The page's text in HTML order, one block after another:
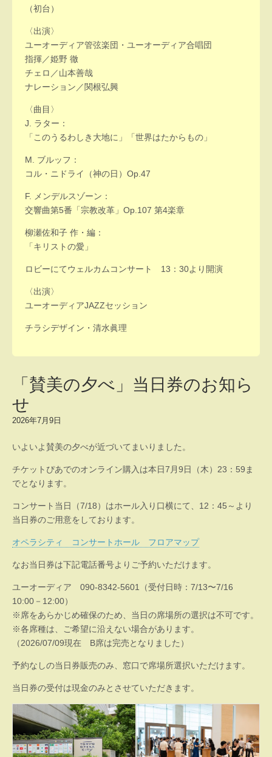
（初台）
〈出演〉
ユーオーディア管弦楽団・ユーオーディア合唱団
指揮／姫野 徹
チェロ／山本善哉
ナレーション／関根弘興
〈曲目〉
J. ラター：
「このうるわしき大地に」「世界はたからもの」
M. ブルッフ：
コル・ニドライ（神の日）Op.47
F. メンデルスゾーン：
交響曲第5番「宗教改革」Op.107 第4楽章
柳瀬佐和子 作・編：
「キリストの愛」
ロビーにてウェルカムコンサート 13：30より開演
〈出演〉
ユーオーディアJAZZセッション
チラシデザイン・清水眞理
「賛美の夕べ」当日券のお知ら
せ
2026年7月9日
いよいよ賛美の夕べが近づいてまいりました。
チケットぴあでのオンライン購入は本日7月9日（木）23：59ま
でとなります。
コンサート当日（7/18）はホール入り口横にて、12：45～より
当日券のご用意をしております。
オペラシティ コンサートホール フロアマップ
なお当日券は下記電話番号よりご予約いただけます。
ユーオーディア 090-8342-5601（受付日時：7/13〜7/16
10:00－12:00）
※席をあらかじめ確保のため、当日の席場所の選択は不可です。
※各席種は、ご希望に沿えない場合があります。
（2026/07/09現在 B席は完売となりました）
予約なしの当日券販売のみ、窓口で席場所選択いただけます。
当日券の受付は現金のみとさせていただきます。